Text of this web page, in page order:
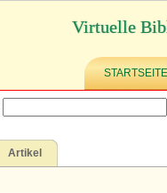
Virtuelle
STARTSEITE
Artikel